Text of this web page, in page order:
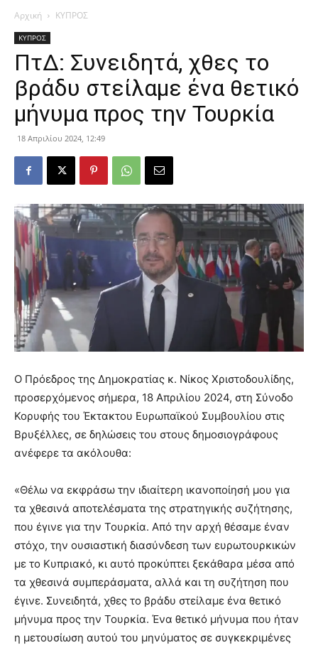
Αρχική ΚΥΠΡΟΣ
ΚΥΠΡΟΣ
ΠτΔ: Συνειδητά, χθες το
βράδυ στείλαμε ένα θετικό
μήνυμα προς την Τουρκία
18 Απριλίου 2024, 12:49
Ο Πρόεδρος της Δημοκρατίας κ. Νίκος Χριστοδουλίδης,
προσερχόμενος σήμερα, 18 Απριλίου 2024, στη Σύνοδο
Κορυφής του Έκτακτου Ευρωπαϊκού Συμβουλίου στις
Βρυξέλλες, σε δηλώσεις του στους δημοσιογράφους
ανέφερε τα ακόλουθα:
«Θέλω να εκφράσω την ιδιαίτερη ικανοποίησή μου για
τα χθεσινά αποτελέσματα της στρατηγικής συζήτησης,
που έγινε για την Τουρκία. Από την αρχή θέσαμε έναν
στόχο, την ουσιαστική διασύνδεση των ευρωτουρκικών
με το Κυπριακό, κι αυτό προκύπτει ξεκάθαρα μέσα από
τα χθεσινά συμπεράσματα, αλλά και τη συζήτηση που
έγινε. Συνειδητά, χθες το βράδυ στείλαμε ένα θετικό
μήνυμα προς την Τουρκία. Ένα θετικό μήνυμα που ήταν
η μετουσίωση αυτού του μηνύματος σε συγκεκριμένες